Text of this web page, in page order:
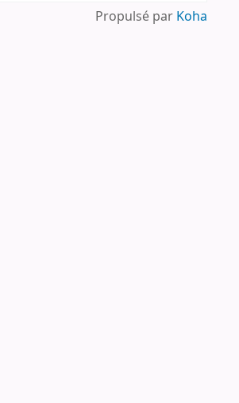
Propulsé par Koha